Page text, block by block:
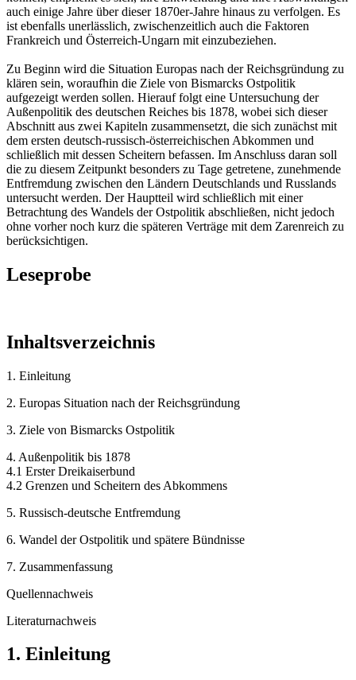
auch einige Jahre über dieser 1870er-Jahre hinaus zu verfolgen. Es
ist ebenfalls unerlässlich, zwischenzeitlich auch die Faktoren
Frankreich und Österreich-Ungarn mit einzubeziehen.
Zu Beginn wird die Situation Europas nach der Reichsgründung zu
klären sein, woraufhin die Ziele von Bismarcks Ostpolitik
aufgezeigt werden sollen. Hierauf folgt eine Untersuchung der
Außenpolitik des deutschen Reiches bis 1878, wobei sich dieser
Abschnitt aus zwei Kapiteln zusammensetzt, die sich zunächst mit
dem ersten deutsch-russisch-österreichischen Abkommen und
schließlich mit dessen Scheitern befassen. Im Anschluss daran soll
die zu diesem Zeitpunkt besonders zu Tage getretene, zunehmende
Entfremdung zwischen den Ländern Deutschlands und Russlands
untersucht werden. Der Hauptteil wird schließlich mit einer
Betrachtung des Wandels der Ostpolitik abschließen, nicht jedoch
ohne vorher noch kurz die späteren Verträge mit dem Zarenreich zu
berücksichtigen.
Leseprobe
Inhaltsverzeichnis
1. Einleitung
2. Europas Situation nach der Reichsgründung
3. Ziele von Bismarcks Ostpolitik
4. Außenpolitik bis 1878
4.1 Erster Dreikaiserbund
4.2 Grenzen und Scheitern des Abkommens
5. Russisch-deutsche Entfremdung
6. Wandel der Ostpolitik und spätere Bündnisse
7. Zusammenfassung
Quellennachweis
Literaturnachweis
1. Einleitung